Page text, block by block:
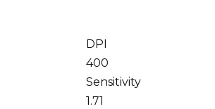
DPI
400
Sensitivity
1.71